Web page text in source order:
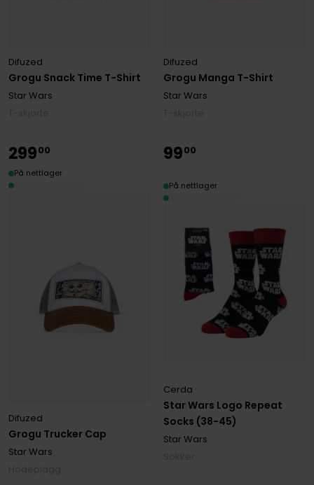
Grogu Snack Time T-Shirt
Difuzed
Star Wars
Grogu Manga T-Shirt
Difuzed
Star Wars
Grogu Trucker Cap
Difuzed
Star Wars
29900
På nettlager
Star Wars Logo Repeat
Socks (38-45)
Cerda
Star Wars
9900
På nettlager